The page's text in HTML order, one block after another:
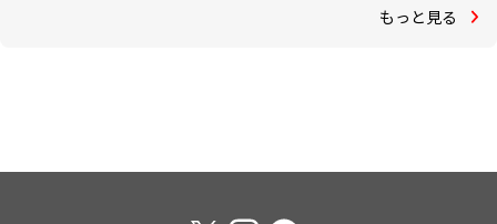
もっと見る